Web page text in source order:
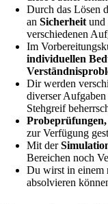
Durch das Lösen
anSicherheitund
verschiedenen
Im
individuellen
Dir werden
diverser
Stehgreif
zur Verfügung
Mit der
Bereichen noch
Du wirst in einem
absolvieren